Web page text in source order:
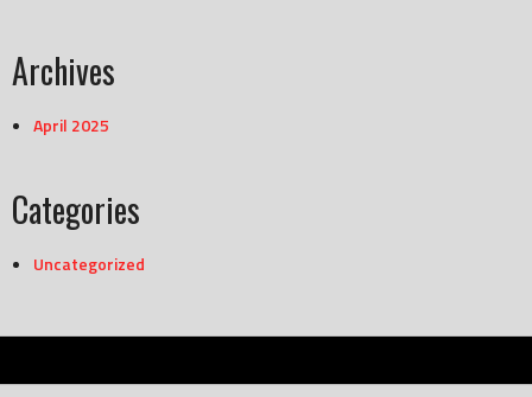
Archives
April 2025
Categories
Uncategorized